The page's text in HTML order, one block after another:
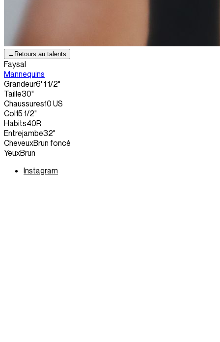
← Retours au talents
Faysal
Mannequins
Grandeur6' 1 1/2"
Taille30"
Chaussures10 US
Col15 1/2"
Habits40R
Entrejambe32"
CheveuxBrun foncé
YeuxBrun
Instagram